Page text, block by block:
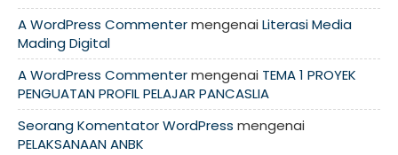
A WordPress Commentermengenai Literasi Media
Mading Digital
A WordPress Commentermengenai TEMA 1 PROYEK
PENGUATAN PROFIL PELAJAR PANCASLIA
Seorang Komentator WordPress mengenai
PELAKSANAAN ANBK